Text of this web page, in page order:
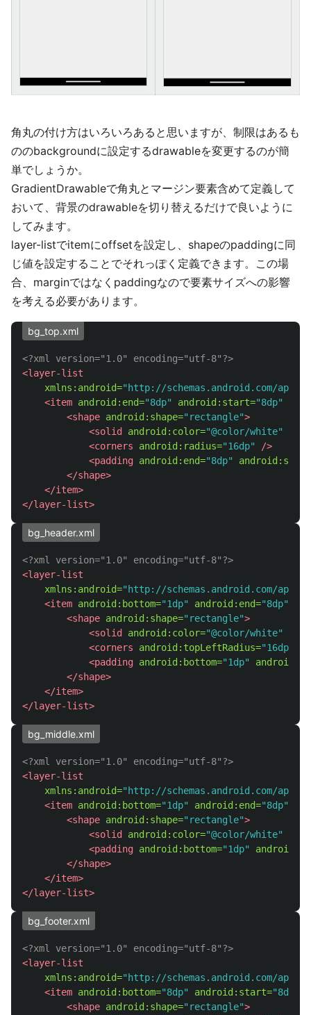
角丸の付け方はいろいろあると思いますが、制限はあるも
ののbackgroundに設定するdrawableを変更するのが簡
単でしょうか。
GradientDrawableで角丸とマージン要素含めて定義して
おいて、背景のdrawableを切り替えるだけで良いように
してみます。
layer-listでitemにoffsetを設定し、shapeのpaddingに同
じ値を設定することでそれっぽく定義できます。この場
合、marginではなくpaddingなので要素サイズへの影響
を考える必要があります。
bg_top.xml
<?xml version="1.0" encoding="utf-8"?>
<layer-list
xmlns:android="http://schemas.android.com/apk/
<item android:end="8dp" android:start="8dp"
<shape android:shape="rectangle">
<solid
android:color="@color/white"
<corners
android:radius="16dp"
/>
<padding android:end="8dp"
</shape>
</item>
</layer-list>
bg_header.xml
<?xml version="1.0" encoding="utf-8"?>
<layer-list
xmlns:android="http://schemas.android.com/apk/
<item android:bottom="1dp" android:end="8dp"
<shape android:shape="rectangle">
<solid
android:color="@color/white"
<corners
android:topLeftRadius="16dp"
<padding android:bottom="1dp"
</shape>
</item>
</layer-list>
bg_middle.xml
<?xml version="1.0" encoding="utf-8"?>
<layer-list
xmlns:android="http://schemas.android.com/apk/
<item android:bottom="1dp" android:end="8dp"
<shape android:shape="rectangle">
<solid
android:color="@color/white"
<padding android:bottom="1dp"
</shape>
</item>
</layer-list>
bg_footer.xml
<?xml version="1.0" encoding="utf-8"?>
<layer-list
xmlns:android="http://schemas.android.com/apk/
<item android:bottom="8dp" android:start="8dp"
<shape android:shape="rectangle">